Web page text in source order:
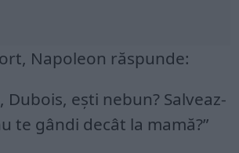
Napoleon răspunde:
Dubois, ești nebun? Salveaz-
te gândi decât la mamă?”